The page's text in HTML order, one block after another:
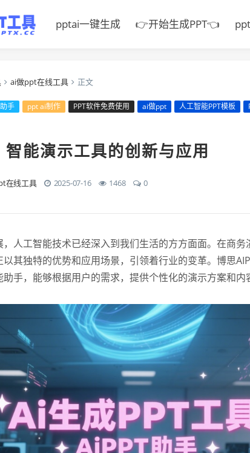
pptai一键生成 👉开始生成PPT👈
ai做ppt在线工具 正文
手 ppt ai制作 PPT软件免费使用 ai做ppt 人工智能PPT模板
能演示工具的创新与应用
在线工具 2025-07-16 1468 0
人工智能技术已经深入到我们生活的方方面面。在商务
其独特的优势和应用场景，引领着行业的变革。博思
手，能够根据用户的需求，提供个性化的演示方案和内